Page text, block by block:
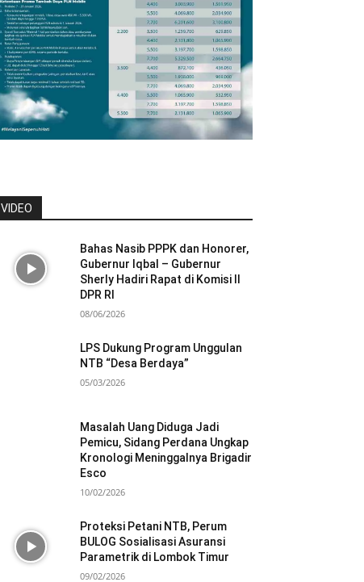
VIDEO
Bahas Nasib PPPK dan Honorer,
Gubernur Iqbal – Gubernur
Sherly Hadiri Rapat di Komisi II
DPR RI
08/06/2026
LPS Dukung Program Unggulan
NTB “Desa Berdaya”
05/03/2026
Masalah Uang Diduga Jadi
Pemicu, Sidang Perdana Ungkap
Kronologi Meninggalnya Brigadir
Esco
10/02/2026
Proteksi Petani NTB, Perum
BULOG Sosialisasi Asuransi
Parametrik di Lombok Timur
09/02/2026